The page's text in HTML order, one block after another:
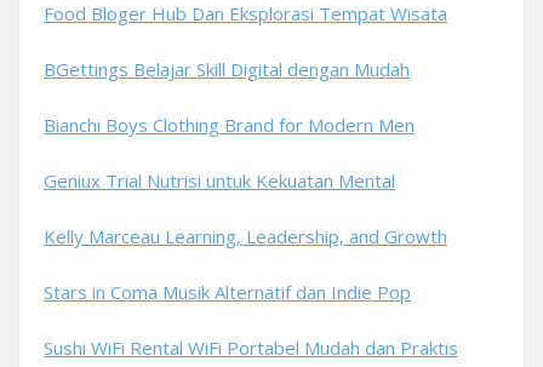
Food Bloger Hub Dan Eksplorasi Tempat Wisata
BGettings Belajar Skill Digital dengan Mudah
Bianchi Boys Clothing Brand for Modern Men
Geniux Trial Nutrisi untuk Kekuatan Mental
Kelly Marceau Learning, Leadership, and Growth
Stars in Coma Musik Alternatif dan Indie Pop
Sushi WiFi Rental WiFi Portabel Mudah dan Praktis